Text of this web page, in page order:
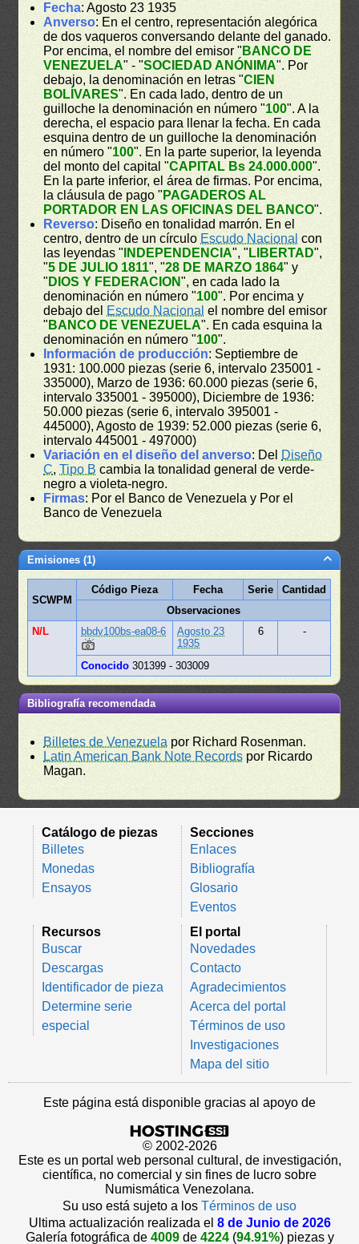
Fecha: Agosto 23 1935
Anverso: En el centro, representación alegórica
de dos vaqueros conversando delante del ganado.
Por encima, el nombre del emisor " BANCO DE
VENEZUELA" - "SOCIEDAD ANÓNIMA". Por
debajo, la denominación en letras "CIEN
BOLÍVARES". En cada lado, dentro de un
guilloche la denominación en número "100". A la
derecha, el espacio para llenar la fecha. En cada
esquina dentro de un guilloche la denominación
en número "100". En la parte superior, la leyenda
del monto del capital "CAPITAL Bs 24.000.000".
En la parte inferior, el área de firmas. Por encima,
la cláusula de pago " PAGADEROS AL
PORTADOR EN LAS OFICINAS DEL BANCO".
Reverso: Diseño en tonalidad marrón. En el
centro, dentro de un círculo Escudo Nacional con
las leyendas " INDEPENDENCIA", " LIBERTAD",
"5 DE JULIO 1811", "28 DE MARZO 1864" y
" DIOS Y FEDERACION", en cada lado la
denominación en número "100". Por encima y
debajo del Escudo Nacional el nombre del emisor
" BANCO DE VENEZUELA". En cada esquina la
denominación en número "100".
Información de producción: Septiembre de
1931: 100.000 piezas (serie 6, intervalo 235001 -
335000), Marzo de 1936: 60.000 piezas (serie 6,
intervalo 335001 - 395000), Diciembre de 1936:
50.000 piezas (serie 6, intervalo 395001 -
445000), Agosto de 1939: 52.000 piezas (serie 6,
intervalo 445001 - 497000)
Variación en el diseño del anverso: Del Diseño
C,Tipo B cambia la tonalidad general de verde-
negro a violeta-negro.
Firmas: Por el Banco de Venezuela y Por el
Banco de Venezuela
Emisiones (1)
SCWPM
Código Pieza Fecha Serie
Cantidad
Observaciones
N/L
bbdv100bs-ea08-6
Agosto 23
1935
6 -
Conocido 301399 - 303009
Bibliografía recomendada
Billetes de Venezuela por Richard Rosenman.
Latin American Bank Note Records por Ricardo
Magan.
Catálogo de piezas
Billetes
Monedas
Ensayos
Secciones
Enlaces
Bibliografía
Glosario
Eventos
Recursos
Buscar
Descargas
Identificador de pieza
Determine serie
especial
El portal
Novedades
Contacto
Agradecimientos
Acerca del portal
Términos de uso
Investigaciones
Mapa del sitio
Este página está disponible gracias al apoyo de
© 2002-2026
Este es un portal web personal cultural, de investigación,
científica, no comercial y sin fines de lucro sobre
Numismática Venezolana.
Su uso está sujeto a los Términos de uso
Ultima actualización realizada el 8 de Junio de 2026
Galería fotográfica de 4009de 4224(94.91%) piezas y